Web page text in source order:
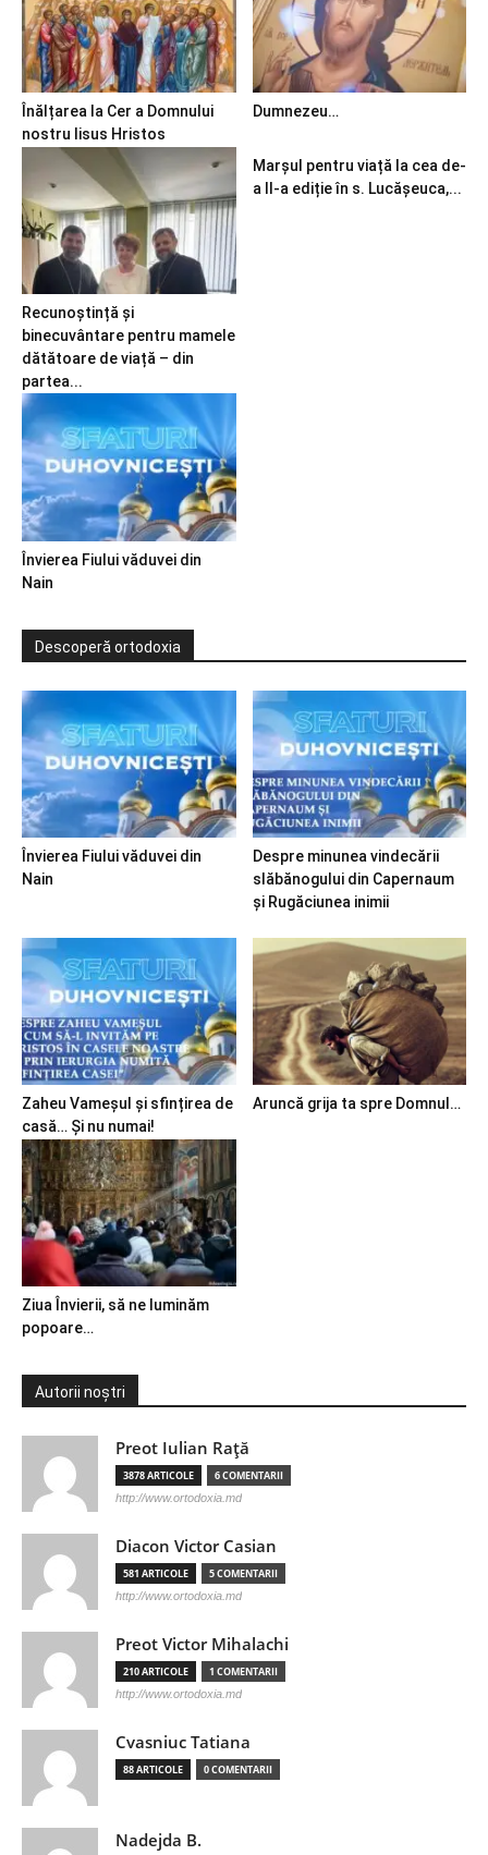
Înălțarea la Cer a Domnului
nostru Iisus Hristos
Dumnezeu…
Recunoștință și
binecuvântare pentru mamele
dătătoare de viață – din
partea...
Marșul pentru viață la cea de-
a II-a ediție în s. Lucășeuca,...
Învierea Fiului văduvei din
Nain
Descoperă ortodoxia
Învierea Fiului văduvei din
Nain
Despre minunea vindecării
slăbănogului din Capernaum
și Rugăciunea inimii
Zaheu Vameșul și sfințirea de
casă… Și nu numai!
Aruncă grija ta spre Domnul…
Ziua Învierii, să ne luminăm
popoare…
Autorii noștri
Preot Iulian Raţă
3878 ARTICOLE 6 COMENTARII
http://www.ortodoxia.md
Diacon Victor Casian
581 ARTICOLE 5 COMENTARII
http://www.ortodoxia.md
Preot Victor Mihalachi
210 ARTICOLE 1 COMENTARII
http://www.ortodoxia.md
Cvasniuc Tatiana
88 ARTICOLE 0 COMENTARII
Nadejda B.